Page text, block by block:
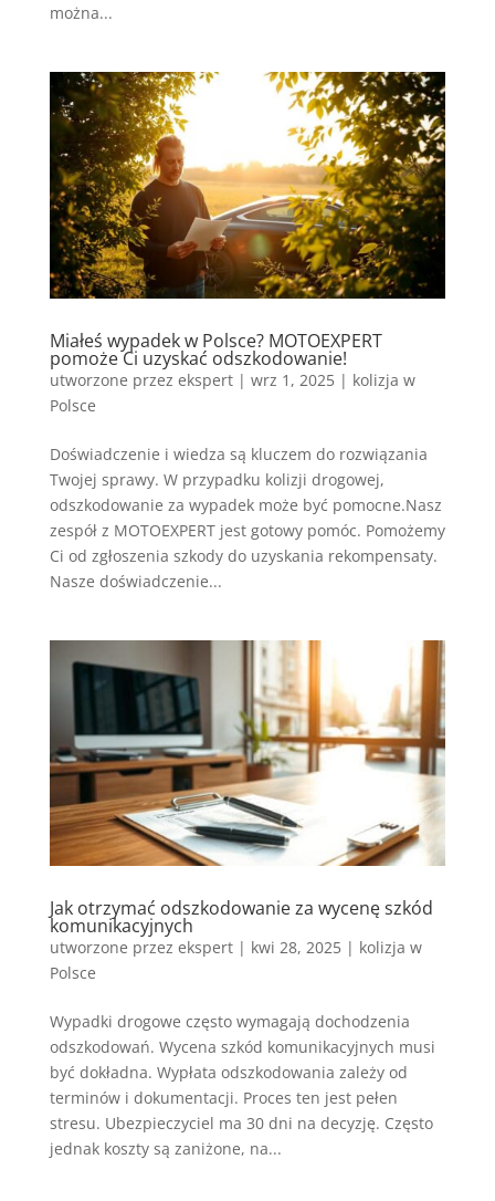
można...
Miałeś wypadek w Polsce? MOTOEXPERT
pomoże Ci uzyskać odszkodowanie!
utworzone przez ekspert| wrz 1, 2025| kolizja w
Polsce
Doświadczenie i wiedza są kluczem do rozwiązania
Twojej sprawy. W przypadku kolizji drogowej,
odszkodowanie za wypadek może być pomocne.Nasz
zespół z MOTOEXPERT jest gotowy pomóc. Pomożemy
Ci od zgłoszenia szkody do uzyskania rekompensaty.
Nasze doświadczenie...
Jak otrzymać odszkodowanie za wycenę szkód
komunikacyjnych
utworzone przez ekspert| kwi 28, 2025| kolizja w
Polsce
Wypadki drogowe często wymagają dochodzenia
odszkodowań. Wycena szkód komunikacyjnych musi
być dokładna. Wypłata odszkodowania zależy od
terminów i dokumentacji. Proces ten jest pełen
stresu. Ubezpieczyciel ma 30 dni na decyzję. Często
jednak koszty są zaniżone, na...